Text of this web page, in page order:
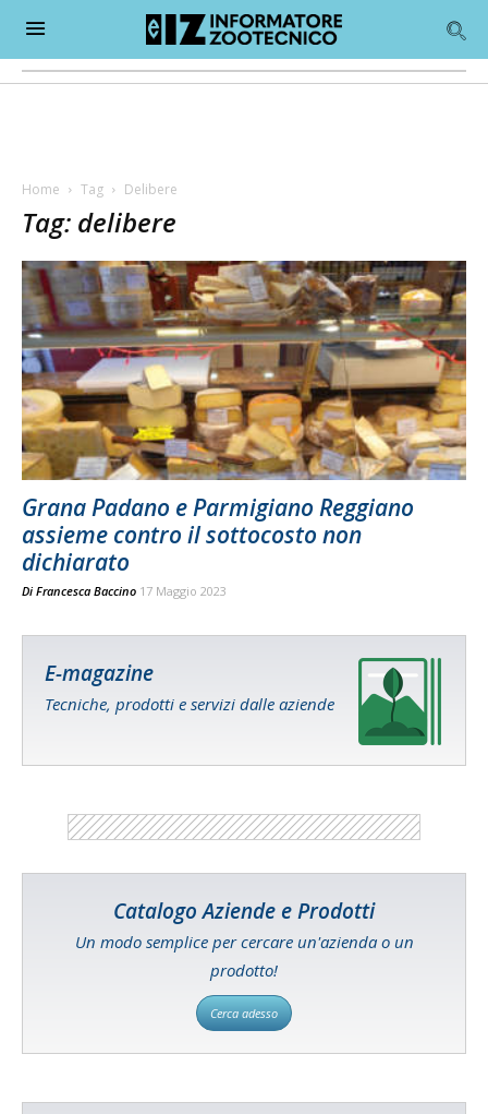
Home Tag Delibere
Tag: delibere
Grana Padano e Parmigiano Reggiano
assieme contro il sottocosto non
dichiarato
Di Francesca Baccino 17 Maggio 2023
E-magazine
Tecniche, prodotti e servizi dalle aziende
Catalogo Aziende e Prodotti
Un modo semplice per cercare un'azienda o un
prodotto!
Cerca adesso